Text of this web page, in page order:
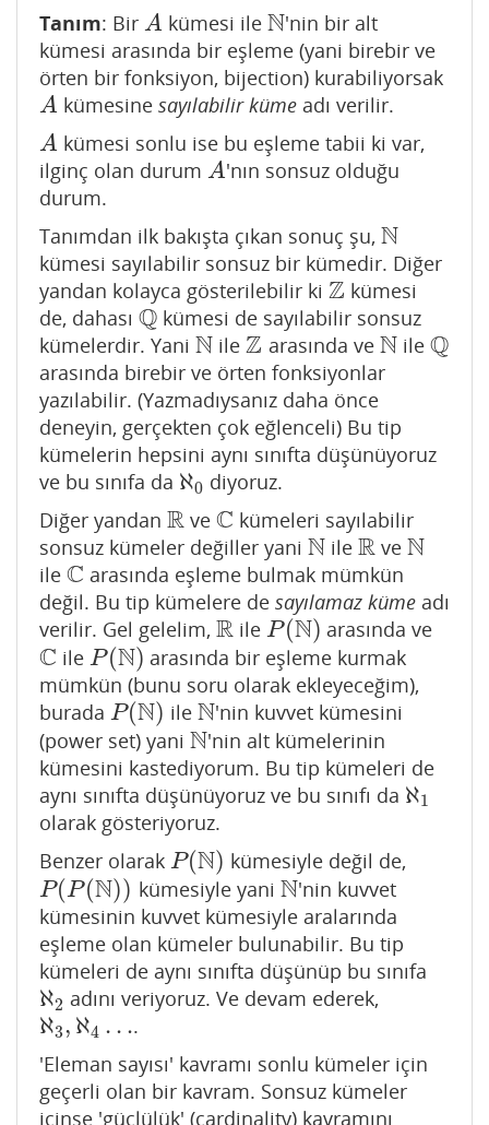
Tanım: Bir A
A kümesi ile N
N'nin bir alt
kümesi arasında bir eşleme (yani birebir ve
örten bir fonksiyon, bijection) kurabiliyorsak
A
A kümesine sayılabilir kümeadı verilir.
A
A kümesi sonlu ise bu eşleme tabii ki var,
ilginç olan durum A
A 'nın sonsuz olduğu
durum.
Tanımdan ilk bakışta çıkan sonuç şu, N
N
kümesi sayılabilir sonsuz bir kümedir. Diğer
yandan kolayca gösterilebilir ki Z
Z kümesi
de, dahası Q
Qkümesi de sayılabilir sonsuz
kümelerdir. Yani N
N ileZ
Z arasında ve N
Nile Q
Q
arasında birebir ve örten fonksiyonlar
yazılabilir. (Yazmadıysanız daha önce
deneyin, gerçekten çok eğlenceli) Bu tip
kümelerin hepsini aynı sınıfta düşünüyoruz
ve bu sınıfa da ℵ0
ℵ0 diyoruz.
Diğer yandan R
R veC
C kümeleri sayılabilir
sonsuz kümeler değiller yani N
N ileR
R veN
N
ile C
C arasında eşleme bulmak mümkün
değil. Bu tip kümelere de sayılamaz küme adı
verilir. Gel gelelim, R
R ileP(N)
P(N) arasında ve
C
C ileP(N)
P(N)
arasında bir eşleme kurmak
mümkün (bunu soru olarak ekleyeceğim),
burada P(N)
P(N) ileN
N'nin kuvvet kümesini
(power set) yani N
N'nin alt kümelerinin
kümesini kastediyorum. Bu tip kümeleri de
aynı sınıfta düşünüyoruz ve bu sınıfı da ℵ1
ℵ1
olarak gösteriyoruz.
Benzer olarak P(N)
P(N) kümesiyle değil de,
P(P(N))
P(P(N)) kümesiyle yani N
N'nin kuvvet
kümesinin kuvvet kümesiyle aralarında
eşleme olan kümeler bulunabilir. Bu tip
kümeleri de aynı sınıfta düşünüp bu sınıfa
ℵ2
ℵ2 adını veriyoruz. Ve devam ederek,
ℵ3, ℵ4 …
ℵ3,ℵ4…
.
'Eleman sayısı' kavramı sonlu kümeler için
geçerli olan bir kavram. Sonsuz kümeler
içinse 'güçlülük' (cardinality) kavramını